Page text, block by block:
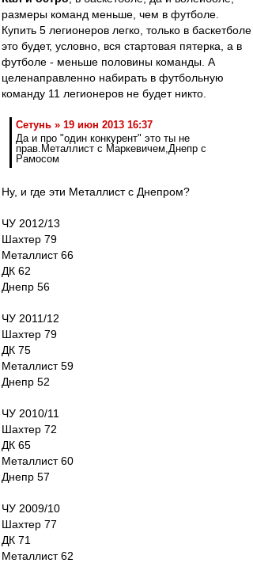
размеры команд меньше, чем в футболе.
Купить 5 легионеров легко, только в баскетболе
это будет, условно, вся стартовая пятерка, а в
футболе - меньше половины команды. А
целенаправленно набирать в футбольную
команду 11 легионеров не будет никто.
Сетунь » 19 июн 2013 16:37
Да и про "один конкурент" это ты не
прав.Металлист с Маркевичем,Днепр с
Рамосом
Ну, и где эти Металлист с Днепром?
ЧУ 2012/13
Шахтер 79
Металлист 66
ДК 62
Днепр 56
ЧУ 2011/12
Шахтер 79
ДК 75
Металлист 59
Днепр 52
ЧУ 2010/11
Шахтер 72
ДК 65
Металлист 60
Днепр 57
ЧУ 2009/10
Шахтер 77
ДК 71
Металлист 62